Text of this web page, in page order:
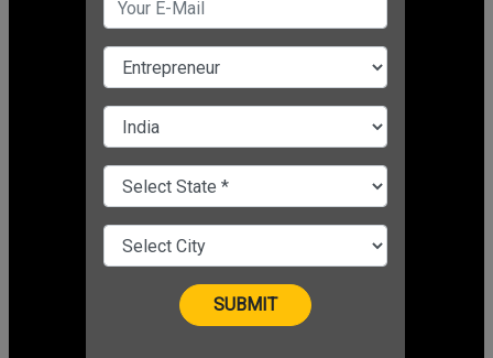
व्यावसायिक प्रेरणा
महिलाओं के लिए पार्ट टाइम बिजनेस
व्यावसायिक प्रेरणा Nishant Kapoor Jun 06, 2025 07:29 PM IST
CHANGE LANGUAGE